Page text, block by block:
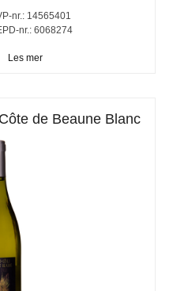
nr.:14565401
nr.: 6068274
Les mer
de Beaune Blanc